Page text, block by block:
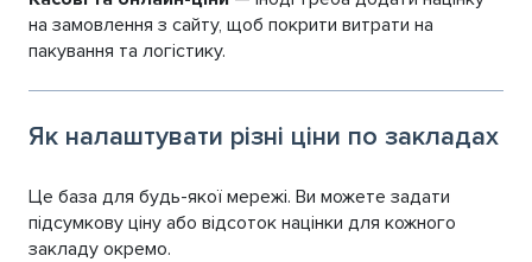
на замовлення з сайту, щоб покрити витрати на
пакування та логістику.
Як налаштувати різні ціни по закладах
Це база для будь-якої мережі. Ви можете задати
підсумкову ціну або відсоток націнки для кожного
закладу окремо.